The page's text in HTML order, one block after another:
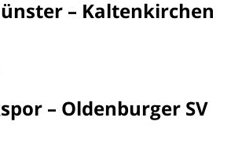
– Kaltenkirchen
– Oldenburger SV